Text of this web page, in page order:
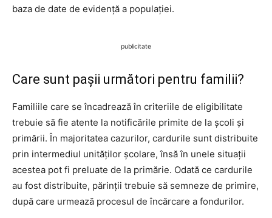
baza de date de evidență a populației.
publicitate
Care sunt pașii următori pentru familii?
Familiile care se încadrează în criteriile de eligibilitate
trebuie să fie atente la notificările primite de la școli și
primării. În majoritatea cazurilor, cardurile sunt distribuite
prin intermediul unităților școlare, însă în unele situații
acestea pot fi preluate de la primărie. Odată ce cardurile
au fost distribuite, părinții trebuie să semneze de primire,
după care urmează procesul de încărcare a fondurilor.